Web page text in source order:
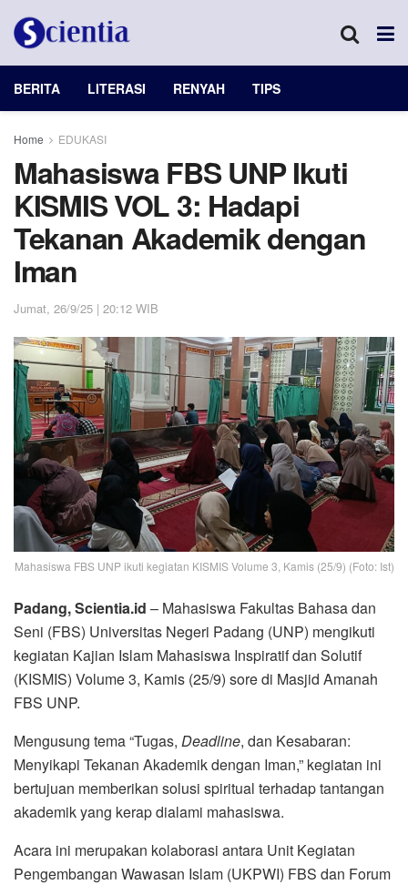
BERITA LITERASI RENYAH TIPS
Home EDUKASI
Mahasiswa FBS UNP Ikuti
KISMIS VOL 3: Hadapi
Tekanan Akademik dengan
Iman
Jumat, 26/9/25 | 20:12 WIB
Mahasiswa FBS UNP ikuti kegiatan KISMIS Volume 3, Kamis (25/9) (Foto: Ist)
Padang, Scientia.id – Mahasiswa Fakultas Bahasa dan
Seni (FBS) Universitas Negeri Padang (UNP) mengikuti
kegiatan Kajian Islam Mahasiswa Inspiratif dan Solutif
(KISMIS) Volume 3, Kamis (25/9) sore di Masjid Amanah
FBS UNP.
Mengusung tema “Tugas, Deadline, dan Kesabaran:
Menyikapi Tekanan Akademik dengan Iman,” kegiatan ini
bertujuan memberikan solusi spiritual terhadap tantangan
akademik yang kerap dialami mahasiswa.
Acara ini merupakan kolaborasi antara Unit Kegiatan
Pengembangan Wawasan Islam (UKPWI) FBS dan Forum